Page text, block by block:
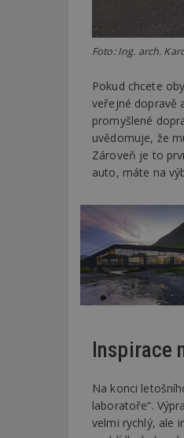
Foto: Ing. arch.
Pokud chcete
veřejné dopravě
promyšlené
uvědomuje, že
Zároveň je to
auto, máte na
Inspirace
Na konci
laboratoře“.
velmi rychlý, ale